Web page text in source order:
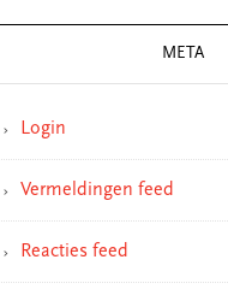
META
Login
Vermeldingen feed
Reacties feed